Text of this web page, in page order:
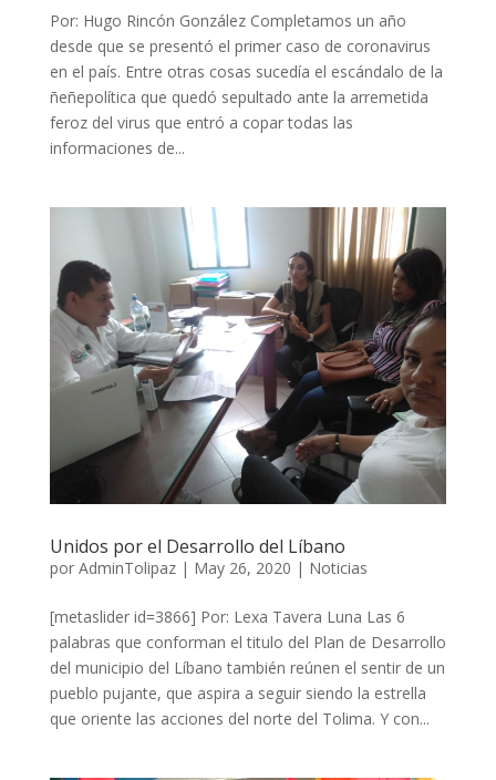
Por: Hugo Rincón González Completamos un año
desde que se presentó el primer caso de coronavirus
en el país. Entre otras cosas sucedía el escándalo de la
ñeñepolítica que quedó sepultado ante la arremetida
feroz del virus que entró a copar todas las
informaciones de...
Unidos por el Desarrollo del Líbano
por AdminTolipaz| May 26, 2020 | Noticias
[metaslider id=3866] Por: Lexa Tavera Luna Las 6
palabras que conforman el titulo del Plan de Desarrollo
del municipio del Líbano también reúnen el sentir de un
pueblo pujante, que aspira a seguir siendo la estrella
que oriente las acciones del norte del Tolima. Y con...